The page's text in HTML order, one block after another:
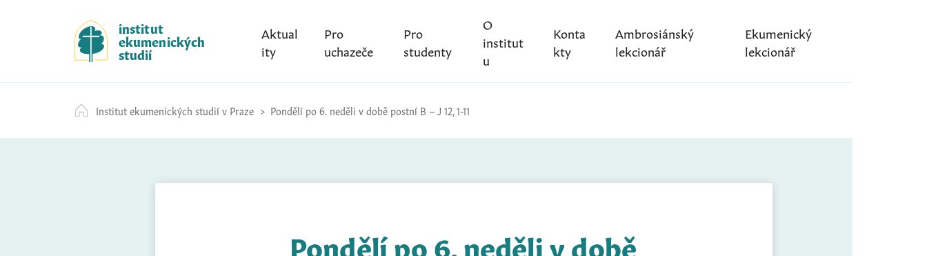
k
i
p
t
c
o
institut
ekumenických
studií
Aktual
ity
Pro
uchazeče
Pro
studenty
O
institut
u
Konta
kty
Ambrosiánský
lekcionář
Ekumenický
lekcionář
Institut ekumenických studií v Praze Pondělí po 6. neděli v době postní B – J 12, 1-11
Pondělí po 6. neděli v době